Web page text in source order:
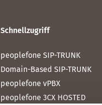
Schnellzugriff
peoplefone SIP-TRUNK
Domain-Based SIP-TRUNK
peoplefone vPBX
peoplefone 3CX HOSTED